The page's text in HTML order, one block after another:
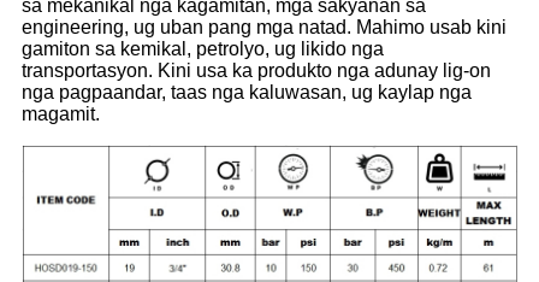
sa mekanikal nga kagamitan, mga sakyanan sa
engineering, ug uban pang mga natad. Mahimo usab kini
gamiton sa kemikal, petrolyo, ug likido nga
transportasyon. Kini usa ka produkto nga adunay lig-on
nga pagpaandar, taas nga kaluwasan, ug kaylap nga
magamit.